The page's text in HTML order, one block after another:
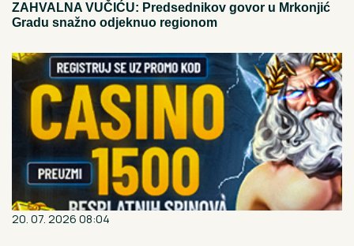
ZAHVALNA VUČIĆU: Predsednikov govor u Mrkonjić
Gradu snažno odjeknuo regionom
20. 07. 2026 08:04